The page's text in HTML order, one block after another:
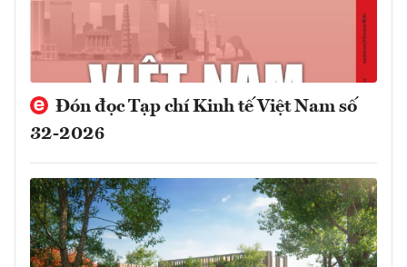
Đón đọc Tạp chí Kinh tế Việt Nam số
32-2026